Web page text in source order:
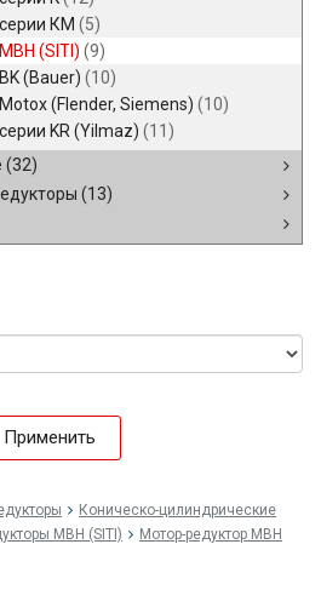
КМ (5)
(SITI) (9)
(Bauer) (10)
(Flender, Siemens) (10)
KR (Yilmaz) (11)
(32)
(13)
Применить
Коническо-цилиндрические
MBH (SITI)
Мотор-редуктор MBH